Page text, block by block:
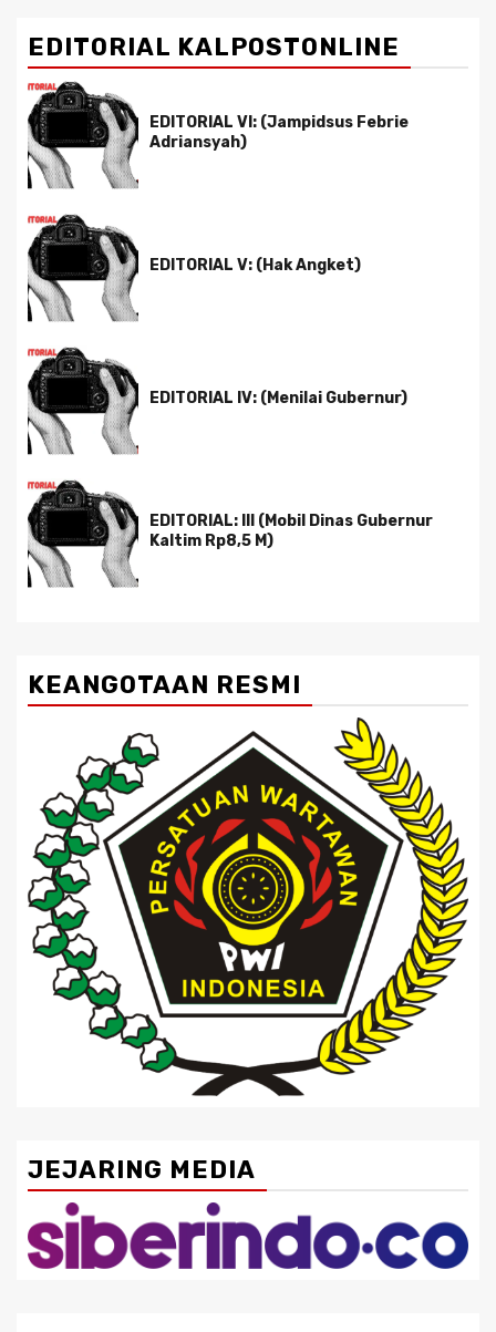
EDITORIAL KALPOSTONLINE
EDITORIAL VI: (Jampidsus Febrie
Adriansyah)
EDITORIAL V: (Hak Angket)
EDITORIAL IV: (Menilai Gubernur)
EDITORIAL: III (Mobil Dinas Gubernur
Kaltim Rp8,5 M)
KEANGOTAAN RESMI
JEJARING MEDIA